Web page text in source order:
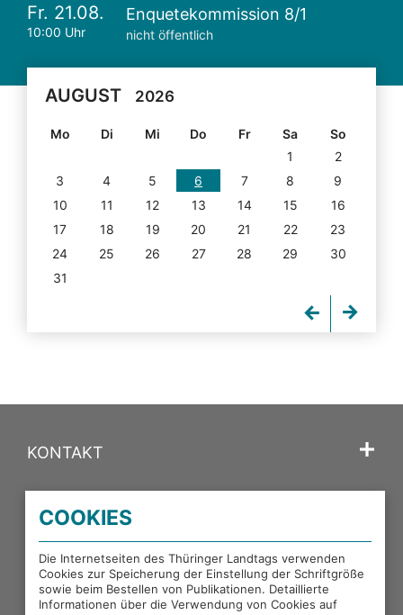
Fr. 21.08.
10:00 Uhr
Enquetekommission 8/1
nicht öffentlich
AUGUST 2026
Mo Di Mi Do Fr Sa
So
1
2
3
4 5 6 7 8
9
10
11 12 13 14 15
16
17
18 19 20 21 22
23
24
25 26 27 28 29
30
31
KONTAKT
PORTALE DES THÜRINGER LANDTAGS
EXTERNE LINKS
COOKIES
Die Internetseiten des Thüringer Landtags verwenden
Cookies zur Speicherung der Einstellung der Schriftgröße
sowie beim Bestellen von Publikationen. Detaillierte
Informationen über die Verwendung von Cookies auf